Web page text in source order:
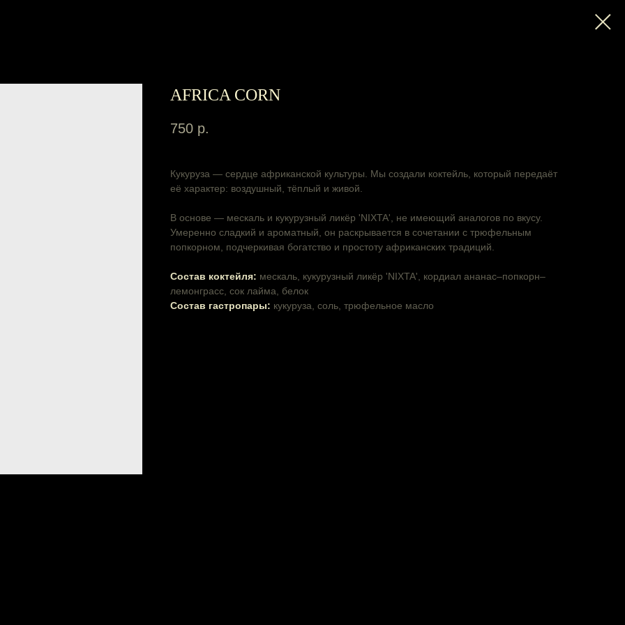
AFRICA CORN
750 р.
Кукуруза — сердце африканской культуры. Мы создали коктейль, который передаёт
её характер: воздушный, тёплый и живой.
В основе — мескаль и кукурузный ликёр 'NIXTA', не имеющий аналогов по вкусу.
Умеренно сладкий и ароматный, он раскрывается в сочетании с трюфельным
попкорном, подчеркивая богатство и простоту африканских традиций.
Cостав коктейля: мескаль, кукурузный ликёр 'NIXTA', кордиал ананас–попкорн–
лемонграсс, сок лайма, белок
Cостав гастропары: кукуруза, соль, трюфельное масло